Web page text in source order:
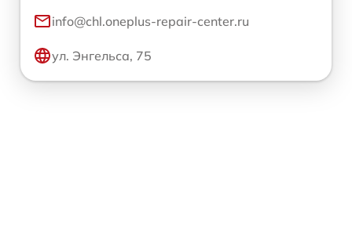
info@chl.oneplus-repair-center.ru
ул. Энгельса, 75